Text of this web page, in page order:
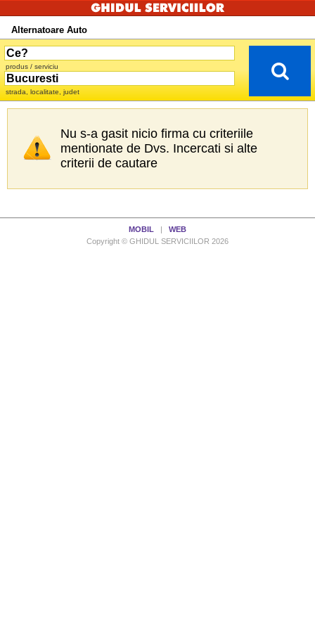
Alternatoare Auto
produs / serviciu
strada, localitate, judet
Nu s-a gasit nicio firma cu criteriile
mentionate de Dvs. Incercati si alte
criterii de cautare
MOBIL
WEB
Copyright © GHIDUL SERVICIILOR 2026